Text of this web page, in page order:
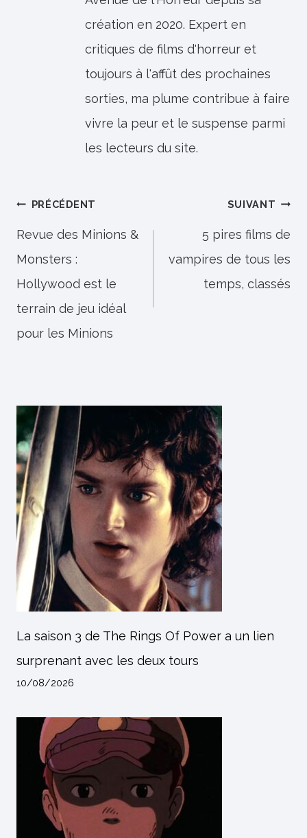
création en 2020. Expert en
critiques de films d'horreur et
toujours à l'affût des prochaines
sorties, ma plume contribue à faire
vivre la peur et le suspense parmi
les lecteurs du site.
Navigation
de
l’article
PRÉCÉDENT
Revue des Minions &
Monsters :
Hollywood est le
terrain de jeu idéal
pour les Minions
SUIVANT
5 pires films de
vampires de tous les
temps, classés
La saison 3 de The Rings Of Power a un lien
surprenant avec les deux tours
10/08/2026